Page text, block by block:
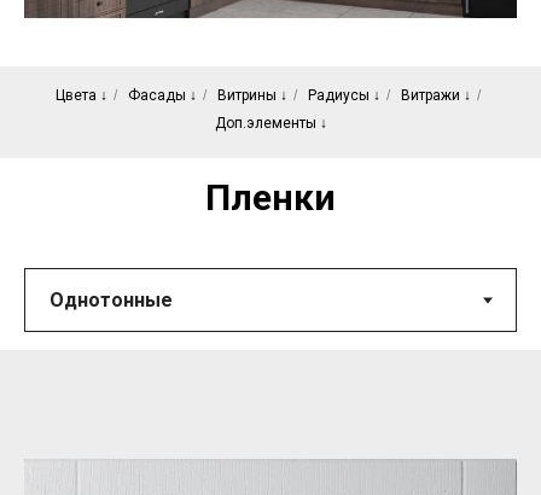
Цвета ↓ / Фасады ↓ / Витрины ↓ / Радиусы ↓ / Витражи ↓ /
Доп.элементы ↓
Пленки